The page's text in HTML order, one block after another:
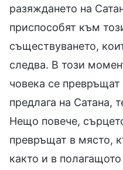
разяждането на
приспособят към
съществуването,
следва. В този
човека се
предлага на Сатана,
Нещо повече,
превръщат в място,
както и в